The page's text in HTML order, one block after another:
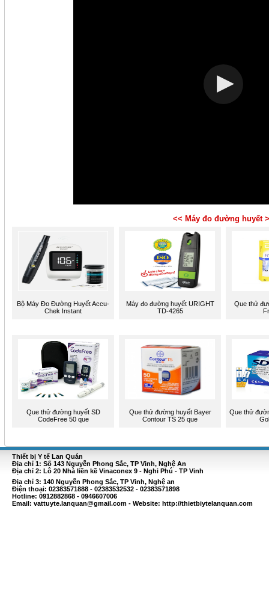
<< Máy đo đường huyết
Bộ Máy Đo Đường Huyết Accu-
Chek Instant
Máy đo đường huyết URIGHT
TD-4265
Que thử
Que thử đường huyết SD
CodeFree 50 que
Que thử đường huyết Bayer
Contour TS 25 que
Que thử
Thiết bị Y tế Lan Quán
Địa chỉ 1: Số 143 Nguyễn Phong Sắc, TP Vinh, Nghệ An
Địa chỉ 2: Lô 20 Nhà liền kề Vinaconex 9 - Nghi Phú - TP Vinh
Địa chỉ 3: 140 Nguyễn Phong Sắc, TP Vinh, Nghệ an
Điện thoại: 02383571888 - 02383532532 - 02383571898
Hotline: 0912882868 - 0946607006
Email: vattuyte.lanquan@gmail.com - Website: http://thietbiytelanquan.com